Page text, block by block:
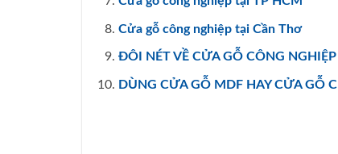
Cửa gỗ công nghiệp tại Cần Thơ
ĐÔI NÉT VỀ CỬA GỖ CÔNG
DÙNG CỬA GỖ MDF HAY CỬA GỖ